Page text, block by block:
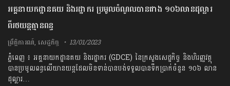
អគ្គនាយកដ្ឋានគយ និងរដ្ឋាករ ប្រមូលចំណូលបានជាង ១០៦លានដុល្លារ
ពីរថយន្តគ្មានពន្ធ
ព្រឹត្តិការណ៍,សេដ្ឋកិច្ច 13/01/2023
ភ្នំពេញ ៖ អគ្គនាយកដ្ឋានគយ និងរដ្ឋាករ (GDCE) នៃក្រសួងសេដ្ឋកិច្ច និងហិរញ្ញវត្ថុ
បានប្រមូលពន្ធលើយានយន្តដែលមិនទាន់បានបង់ទទួលបានទឹកប្រាក់ចំនួន ១០៦ លាន
ដុល្លារ…